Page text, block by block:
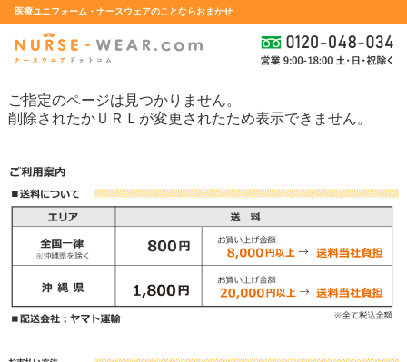
医療ユニフォーム・ナースウェアのことならおまかせ
ご指定のページは見つかりません。
削除されたかＵＲＬが変更されたため表示できません。